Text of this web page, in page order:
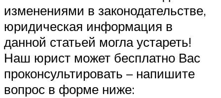
изменениями в законодательстве,
юридическая информация в
данной статьей могла устареть!
Наш юрист может бесплатно Вас
проконсультировать – напишите
вопрос в форме ниже: